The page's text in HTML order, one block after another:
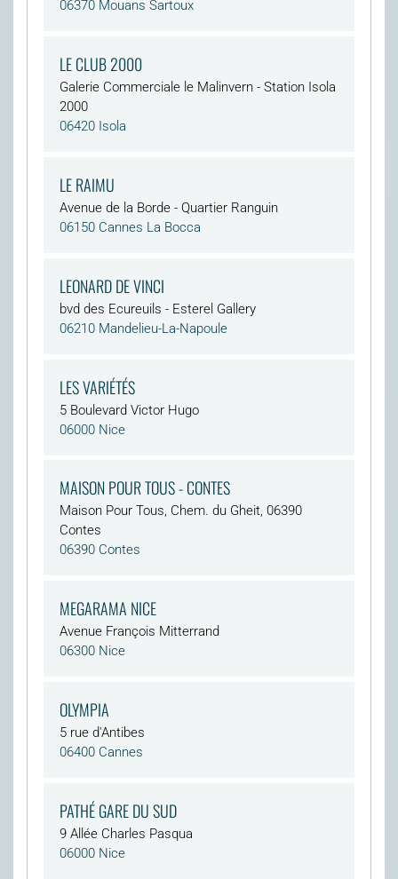
06370 Mouans Sartoux
LE CLUB 2000
Galerie Commerciale le Malinvern - Station Isola
2000
06420 Isola
LE RAIMU
Avenue de la Borde - Quartier Ranguin
06150 Cannes La Bocca
LEONARD DE VINCI
bvd des Ecureuils - Esterel Gallery
06210 Mandelieu-La-Napoule
LES VARIÉTÉS
5 Boulevard Victor Hugo
06000 Nice
MAISON POUR TOUS - CONTES
Maison Pour Tous, Chem. du Gheit, 06390
Contes
06390 Contes
MEGARAMA NICE
Avenue François Mitterrand
06300 Nice
OLYMPIA
5 rue d'Antibes
06400 Cannes
PATHÉ GARE DU SUD
9 Allée Charles Pasqua
06000 Nice